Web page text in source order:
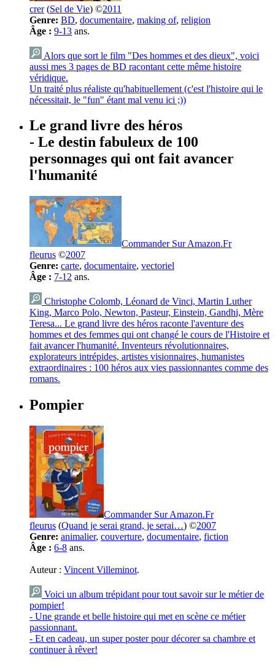
crer(Sel de Vie) ©2011
Genre: BD, documentaire, making of, religion
Âge : 9-13 ans.
Alors que sort le film "Des hommes et des dieux", voici
aussi mes 3 pages de BD racontant cette même histoire
véridique.
Un traité plus réaliste qu'habituellement (c'est l'histoire qui le
nécessitait, le "fun" étant mal venu ici ;))
Le grand livre des héros
- Le destin fabuleux de 100
personnages qui ont fait avancer
l'humanité
Commander Sur Amazon.Fr
fleurus ©2007
Genre: carte, documentaire, vectoriel
Âge : 7-12 ans.
Christophe Colomb, Léonard de Vinci, Martin Luther
King, Marco Polo, Newton, Pasteur, Einstein, Gandhi, Mère
Teresa... Le grand livre des héros raconte l'aventure des
hommes et des femmes qui ont changé le cours de l'Histoire et
fait avancer l'humanité. Inventeurs révolutionnaires,
explorateurs intrépides, artistes visionnaires, humanistes
extraordinaires : 100 héros aux vies passionnantes comme des
romans.
Pompier
Commander Sur Amazon.Fr
fleurus (Quand je serai grand, je serai…) ©2007
Genre: animalier, couverture, documentaire, fiction
Âge : 6-8 ans.
Auteur : Vincent Villeminot.
Voici un album trépidant pour tout savoir sur le métier de
pompier!
- Une grande et belle histoire qui met en scène ce métier
passionnant.
- Et en cadeau, un super poster pour décorer sa chambre et
continuer à rêver!